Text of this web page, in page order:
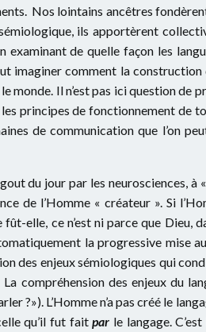
Nos lointains ancêtres
ils apportèrent
examinant de quelle façon les
imaginer comment la
Il n’est pas ici question
principes de fonctionnement de
de communication que l’on
du jour par les neurosciences,
de l’Homme « créateur ». Si
elle, ce n’est ni parce que
la progressive mise
des enjeux sémiologiques qui
compréhension des enjeux du
?»). L’Homme n’a pas créé le
qu’il fut faitpar le langage.